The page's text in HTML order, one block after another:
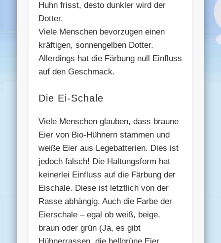
Huhn frisst, desto dunkler wird der
Dotter.
Viele Menschen bevorzugen einen
kräftigen, sonnengelben Dotter.
Allerdings hat die Färbung null Einfluss
auf den Geschmack.
Die Ei-Schale
Viele Menschen glauben, dass braune
Eier von Bio-Hühnern stammen und
weiße Eier aus Legebatterien. Dies ist
jedoch falsch! Die Haltungsform hat
keinerlei Einfluss auf die Färbung der
Eischale. Diese ist letztlich von der
Rasse abhängig. Auch die Farbe der
Eierschale – egal ob weiß, beige,
braun oder grün (Ja, es gibt